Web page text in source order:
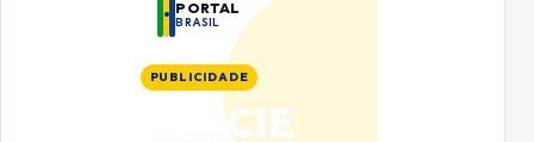
PORTAL
BRASIL
PUBLICIDADE
ANUNCIE